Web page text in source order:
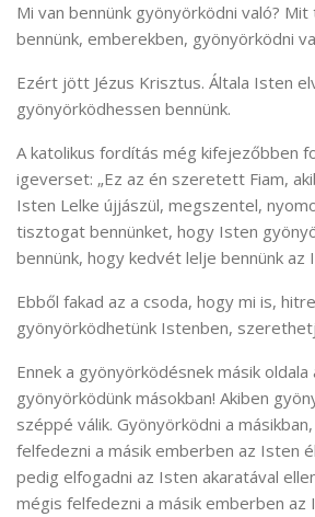
Mi van bennünk gyönyörködni való?
bennünk, emberekben, gyönyörködni
Ezért jött Jézus Krisztus. Általa Isten
gyönyörködhessen bennünk.
A katolikus fordítás még kifejezőbben
igeverset: „Ez az én szeretett Fiam,
Isten Lelke újjászül, megszentel,
tisztogat bennünket, hogy Isten
bennünk, hogy kedvét lelje bennünk az
Ebből fakad az a csoda, hogy mi is,
gyönyörködhetünk Istenben,
Ennek a gyönyörködésnek másik oldala
gyönyörködünk másokban! Akiben
széppé válik. Gyönyörködni a
felfedezni a másik emberben az Isten
pedig elfogadni az Isten akaratával
mégis felfedezni a másik emberben